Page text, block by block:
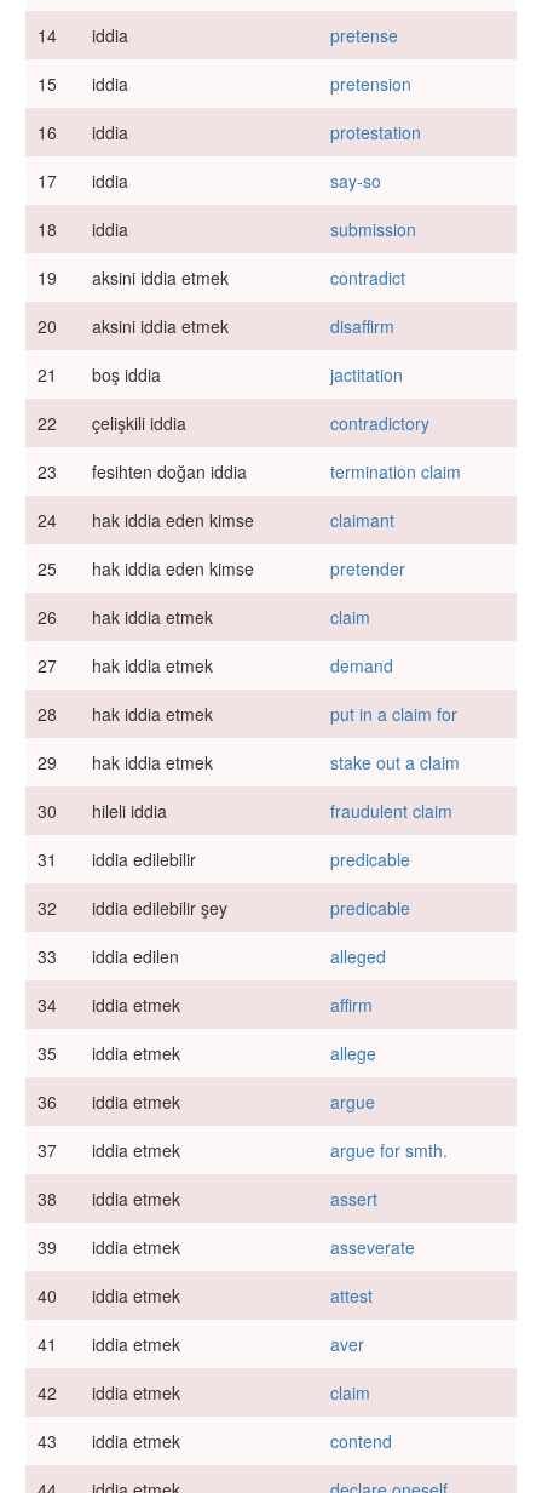
14
iddia
pretense
15
iddia
pretension
16
iddia
protestation
17
iddia
say-so
18
iddia
submission
19
aksini iddia etmek
contradict
20
aksini iddia etmek
disaffirm
21
boş iddia
jactitation
22
çelişkili iddia
contradictory
23
fesihten doğan iddia
termination claim
24
hak iddia eden kimse
claimant
25
hak iddia eden kimse
pretender
26
hak iddia etmek
claim
27
hak iddia etmek
demand
28
hak iddia etmek
put in a claim for
29
hak iddia etmek
stake out a claim
30
hileli iddia
fraudulent claim
31
iddia edilebilir
predicable
32
iddia edilebilir şey
predicable
33
iddia edilen
alleged
34
iddia etmek
affirm
35
iddia etmek
allege
36
iddia etmek
argue
37
iddia etmek
argue for smth.
38
iddia etmek
assert
39
iddia etmek
asseverate
40
iddia etmek
attest
41
iddia etmek
aver
42
iddia etmek
claim
43
iddia etmek
contend